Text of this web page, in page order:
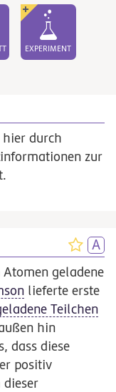
EXPERIMENT
hier durch
zur
geladene
lieferte erste
Teilchen
hin
dass diese
positiv
dieser